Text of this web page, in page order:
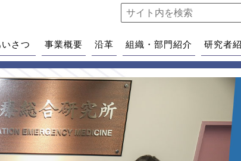
いさつ 事業概要 沿革 組織・部門紹介 研究者